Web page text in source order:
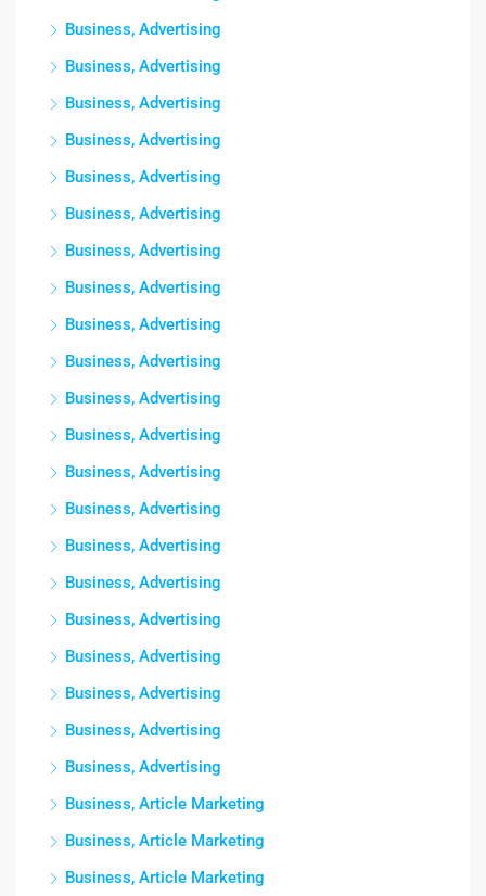
Business, Advertising
Business, Advertising
Business, Advertising
Business, Advertising
Business, Advertising
Business, Advertising
Business, Advertising
Business, Advertising
Business, Advertising
Business, Advertising
Business, Advertising
Business, Advertising
Business, Advertising
Business, Advertising
Business, Advertising
Business, Advertising
Business, Advertising
Business, Advertising
Business, Advertising
Business, Advertising
Business, Advertising
Business, Article Marketing
Business, Article Marketing
Business, Article Marketing